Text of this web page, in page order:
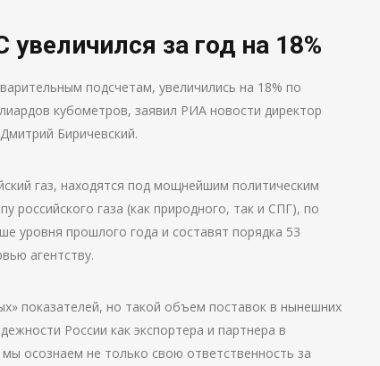
за год на 18%
подсчетам, увеличились на 18% по
кубометров, заявил РИА новости директор
Биричевский.
газ, находятся под мощнейшим политическим
российского газа (как природного, так и СПГ), по
уровня прошлого года и составят порядка 53
агентству.
показателей, но такой объем поставок в нынешних
России как экспортера и партнера в
осознаем не только свою ответственность за